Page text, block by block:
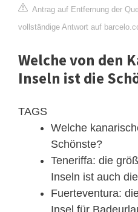
Antrag auf Entfernung der
vollständige Antwort auf
Welche von den
Inseln ist die
TAGS
Welche
Schönste?
Teneriffa: die
Inseln ist auch
Fuerteventura: